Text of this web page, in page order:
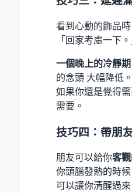
看到心動的飾品時
「回家考慮一下。
一個晚上的冷靜期
的念頭 大幅降低
如果你還是覺得
需要。
技巧四：帶朋
朋友可以給你客
你頭腦發熱的時
可以讓你清醒過來